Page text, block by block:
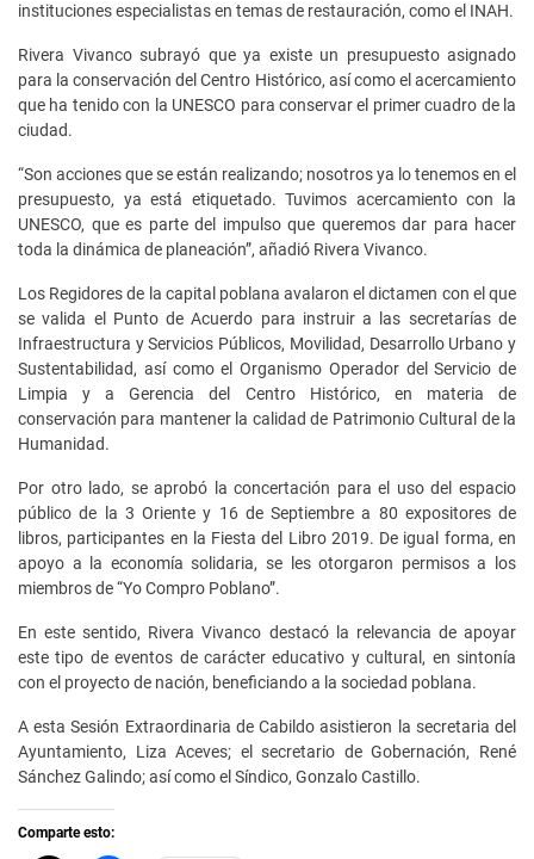
instituciones especialistas en temas de restauración, como el INAH.
Rivera Vivanco subrayó que ya existe un presupuesto asignado
para la conservación del Centro Histórico, así como el acercamiento
que ha tenido con la UNESCO para conservar el primer cuadro de la
ciudad.
“Son acciones que se están realizando; nosotros ya lo tenemos en el
presupuesto, ya está etiquetado. Tuvimos acercamiento con la
UNESCO, que es parte del impulso que queremos dar para hacer
toda la dinámica de planeación”, añadió Rivera Vivanco.
Los Regidores de la capital poblana avalaron el dictamen con el que
se valida el Punto de Acuerdo para instruir a las secretarías de
Infraestructura y Servicios Públicos, Movilidad, Desarrollo Urbano y
Sustentabilidad, así como el Organismo Operador del Servicio de
Limpia y a Gerencia del Centro Histórico, en materia de
conservación para mantener la calidad de Patrimonio Cultural de la
Humanidad.
Por otro lado, se aprobó la concertación para el uso del espacio
público de la 3 Oriente y 16 de Septiembre a 80 expositores de
libros, participantes en la Fiesta del Libro 2019. De igual forma, en
apoyo a la economía solidaria, se les otorgaron permisos a los
miembros de “Yo Compro Poblano”.
En este sentido, Rivera Vivanco destacó la relevancia de apoyar
este tipo de eventos de carácter educativo y cultural, en sintonía
con el proyecto de nación, beneficiando a la sociedad poblana.
A esta Sesión Extraordinaria de Cabildo asistieron la secretaria del
Ayuntamiento, Liza Aceves; el secretario de Gobernación, René
Sánchez Galindo; así como el Síndico, Gonzalo Castillo.
Comparte esto: